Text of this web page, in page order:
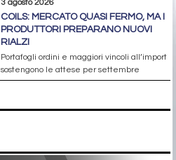
3 agosto 2026
COILS: MERCATO QUASI FERMO, MA I
PRODUTTORI PREPARANO NUOVI
RIALZI
Portafogli ordini e maggiori vincoli all’import
sostengono le attese per settembre